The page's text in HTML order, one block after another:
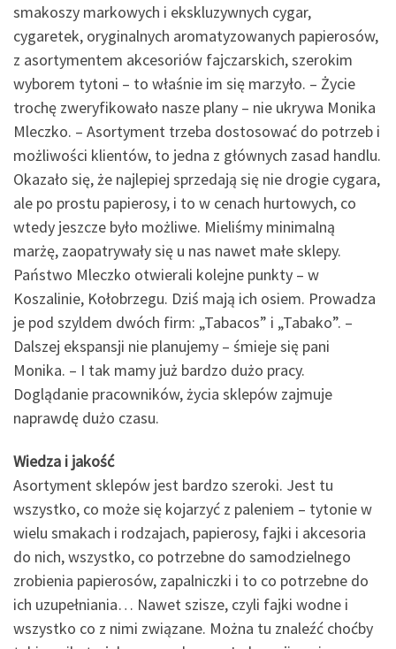
smakoszy markowych i ekskluzywnych cygar,
cygaretek, oryginalnych aromatyzowanych papierosów,
z asortymentem akcesoriów fajczarskich, szerokim
wyborem tytoni – to właśnie im się marzyło. – Życie
trochę zweryfikowało nasze plany – nie ukrywa Monika
Mleczko. – Asortyment trzeba dostosować do potrzeb i
możliwości klientów, to jedna z głównych zasad handlu.
Okazało się, że najlepiej sprzedają się nie drogie cygara,
ale po prostu papierosy, i to w cenach hurtowych, co
wtedy jeszcze było możliwe. Mieliśmy minimalną
marżę, zaopatrywały się u nas nawet małe sklepy.
Państwo Mleczko otwierali kolejne punkty – w
Koszalinie, Kołobrzegu. Dziś mają ich osiem. Prowadza
je pod szyldem dwóch firm: „Tabacos” i „Tabako”. –
Dalszej ekspansji nie planujemy – śmieje się pani
Monika. – I tak mamy już bardzo dużo pracy.
Doglądanie pracowników, życia sklepów zajmuje
naprawdę dużo czasu.
Wiedza i jakość
Asortyment sklepów jest bardzo szeroki. Jest tu
wszystko, co może się kojarzyć z paleniem – tytonie w
wielu smakach i rodzajach, papierosy, fajki i akcesoria
do nich, wszystko, co potrzebne do samodzielnego
zrobienia papierosów, zapalniczki i to co potrzebne do
ich uzupełniania… Nawet szisze, czyli fajki wodne i
wszystko co z nimi związane. Można tu znaleźć choćby